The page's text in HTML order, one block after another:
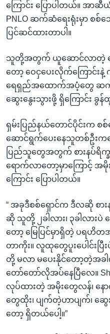
ကြောင်း ပြောပါတယ်။ အ
PNLO ဆက်ဆံရေးရုံးမှာ စစ်
ပြင်ဆင်ထားတာပါ။
သူတို့အတွက် ယူဆောင်လာတဲ့ ထ
တော့ ဝေငှပေးလိုက်ကြောင်း
ရေရှည်အထောက်အပံ့တွေ
ဆွေးနွေးသွားဖို့ ရှိကြောင်း ခွ
ရှမ်းပြည်နယ်တောင်ပိုင်းက
ဆောင်ရွက်ပေးနေသူတစ်ဦးက
ပြည်သူတွေအတွက် စားနပ်ရိက္
ရောက်လာတော့မှာကြောင့်
ကြောင်း ပြောပါတယ်။
“ အခုဒီစစ်ရှောင်က ဒီလဆို စား
ဆို သူတို့ ၂ခါလား၊ ၃ခါလား
တော့ မြေပြင်မှာရှိတဲ့ ပရဟိ
တာကိုး။ လူထုတွေပူးပေါင်း
တို့ မလာ မပေးနိုင်တော့တဲ့အခ
တော်တော်လိုအပ်နေပြီလေ။
လုပ်ထားတဲ့ အမိုးတွေလန်၊ နေ
တွေထိုး၊ ပျက်တဲ့ဟာပျက်၊
တော့ ရှိတယ်ပေါ့။”